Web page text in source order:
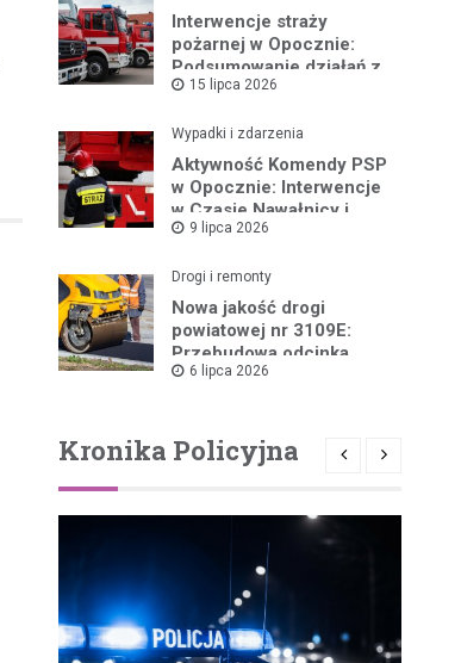
Interwencje straży
pożarnej w Opocznie:
Podsumowanie działań z
lipca 2026 roku
15 lipca 2026
Wypadki i zdarzenia
Aktywność Komendy PSP
w Opocznie: Interwencje
w Czasie Nawałnicy i
Pożarów
9 lipca 2026
Drogi i remonty
Nowa jakość drogi
powiatowej nr 3109E:
Przebudowa odcinka
Drzewica – Dąbrówka
6 lipca 2026
Kronika Policyjna